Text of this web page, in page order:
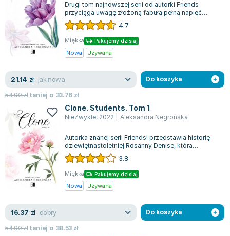
Drugi tom najnowszej serii od autorki Friends
przyciąga uwagę złożoną fabułą pełną napięć
emocjonalnych. Rosanna znajduje się w tr...
4.7
Miękka Pakujemy dzisiaj
Nowa Używana
21.14 zł jak nowa
54.90złtaniej o 33.76 zł
Do koszyka
Clone. Students. Tom 1
NieZwykłe, 2022 Aleksandra Negrońska
Autorka znanej serii Friends! przedstawia historię
dziewiętnastoletniej Rosanny Denise, która
opuszcza Stany Zjednoczone, aby rozp...
3.8
Miękka Pakujemy dzisiaj
Nowa Używana
16.37 zł dobry
54.90złtaniej o 38.53 zł
Do koszyka